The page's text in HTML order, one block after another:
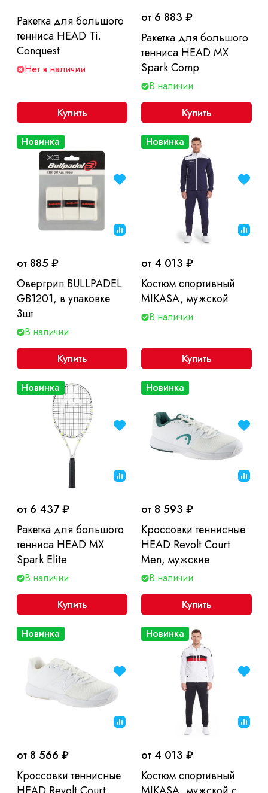
Ракетка для большого
тенниса HEAD Ti.
Conquest
Нет в наличии
Купить
от 6 883 ₽
Ракетка для большого
тенниса HEAD MX
Spark Comp
В наличии
Купить
Новинка
от 885 ₽
Овергрип BULLPADEL
GB1201, в упаковке
3шт
В наличии
Купить
Новинка
от 4 013 ₽
Костюм спортивный
MIKASA, мужской
В наличии
Купить
Новинка
от 6 437 ₽
Ракетка для большого
тенниса HEAD MX
Spark Elite
В наличии
Купить
Новинка
от 8 593 ₽
Кроссовки теннисные
HEAD Revolt Court
Men, мужские
В наличии
Купить
Новинка
от 8 566 ₽
Кроссовки теннисные
Новинка
от 4 013 ₽
Костюм спортивный